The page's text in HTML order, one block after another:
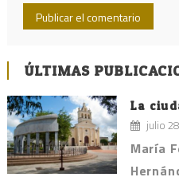
ÚLTIMAS
La
julio
María